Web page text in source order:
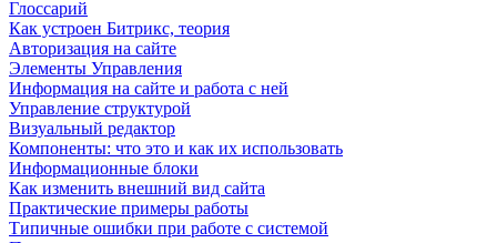
Глоссарий
Как устроен Битрикс, теория
Авторизация на сайте
Элементы Управления
Информация на сайте и работа с ней
Управление структурой
Визуальный редактор
Компоненты: что это и как их использовать
Информационные блоки
Как изменить внешний вид сайта
Практические примеры работы
Типичные ошибки при работе с системой